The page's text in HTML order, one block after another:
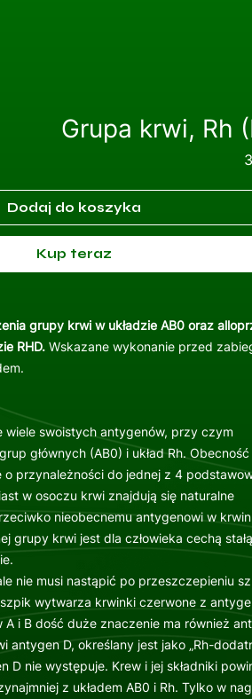
Grupa krwi, Rh
Dodaj do koszyka
Kup teraz
grupy krwi w układzie AB0 oraz
RHD.Wskazane wykonanie przed
swoistych antygenów, przy czym
głównych (AB0) i układ Rh. Obecność
o przynależności do jednej z 4
w osoczu krwi znajdują się naturalne
nieobecnemu antygenowi w
grupy krwi jest dla człowieka cechą
nie musi nastąpić po przeszczepieniu
wytwarza krwinki czerwone z
i B dość duże znaczenie ma również
antygen D, określany jest jako „Rh-
D nie występuje. Krew i jej składniki
z układem AB0 i Rh. Tylko w